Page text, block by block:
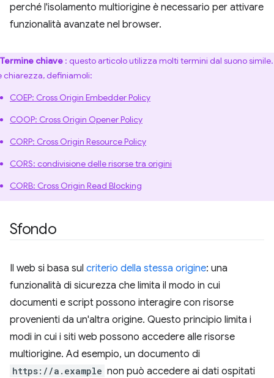
perché l'isolamento multiorigine è necessario per attivare
funzionalità avanzate nel browser.
Termine chiave : questo articolo utilizza molti termini dal suono simile.
chiarezza, definiamoli:
COEP: Cross Origin Embedder Policy
COOP: Cross Origin Opener Policy
CORP: Cross Origin Resource Policy
CORS: condivisione delle risorse tra origini
CORB: Cross Origin Read Blocking
Sfondo
Il web si basa sul criterio della stessa origine: una
funzionalità di sicurezza che limita il modo in cui
documenti e script possono interagire con risorse
provenienti da un'altra origine. Questo principio limita i
modi in cui i siti web possono accedere alle risorse
multiorigine. Ad esempio, un documento di
https://a.example non può accedere ai dati ospitati